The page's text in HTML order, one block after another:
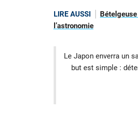
LIRE AUSSI
l’astronomie
Le Japon enverra un
but est simple :